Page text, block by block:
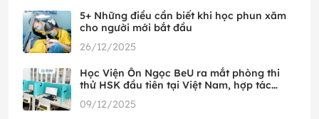
5+ Những điều cần biết khi học phun xăm
cho người mới bắt đầu
26/12/2025
Học Viện Ôn Ngọc BeU ra mắt phòng thi
thử HSK đầu tiên tại Việt Nam, hợp tác
09/12/2025